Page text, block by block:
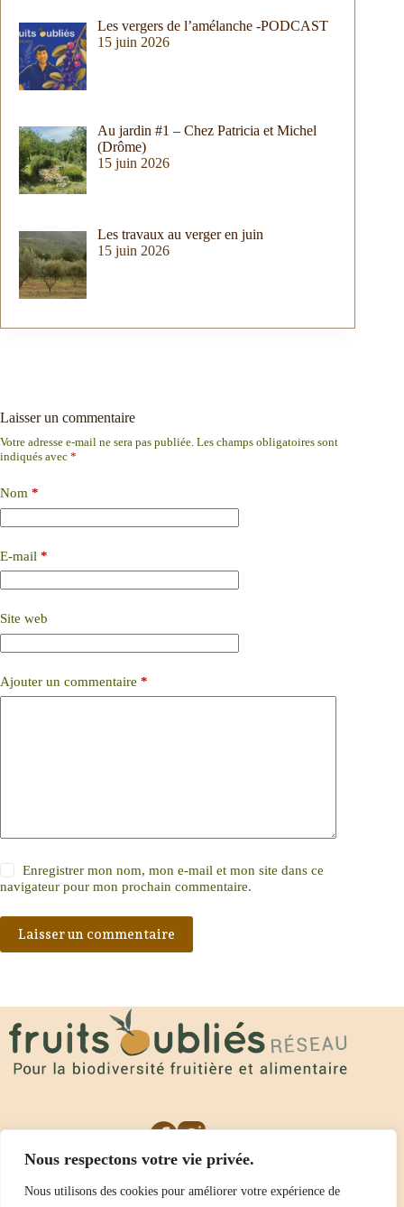
Nous respectons votre vie privée.
Nous utilisons des cookies pour améliorer votre expérience de
Les vergers de l’amélanche -PODCAST
15 juin 2026
Au jardin #1 – Chez Patricia et Michel
(Drôme)
15 juin 2026
Les travaux au verger en juin
15 juin 2026
Laisser un commentaire
Votre adresse e-mail ne sera pas publiée. Les champs obligatoires sont
indiqués avec *
Nom *
E-mail *
Site web
Ajouter un commentaire *
Enregistrer mon nom, mon e-mail et mon site dans ce
navigateur pour mon prochain commentaire.
Laisser un commentaire
Actualités